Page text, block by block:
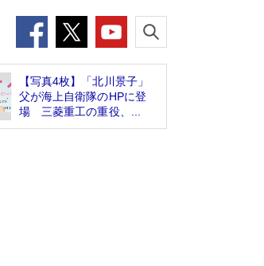
【写真4枚】「北川景子」
父が海上自衛隊のHPに登
場 三菱重工の重役、...